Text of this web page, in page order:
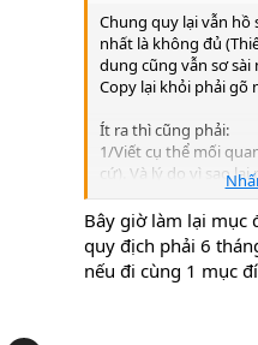
Chung quy lại vẫn
nhất là không đủ
dung cũng vẫn sơ
Copy lại khỏi phải gõ
Ít ra thì cũng phải:
1/Viết cụ thể mối
cứ). Và lý do vì sao
nói chơi chơi là "bạn
hay đại loại như thế!).
mình đã nói
2/Phải đề cập đến
do gì v.v.. ) và lần này
Bây giờ làm lại mục
quy địch phải 6
nếu đi cùng 1 mục